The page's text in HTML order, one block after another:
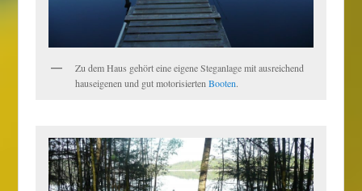
Zu dem Haus gehört eine eigene Steganlage mit ausreichend
hauseigenen und gut motorisierten Booten.